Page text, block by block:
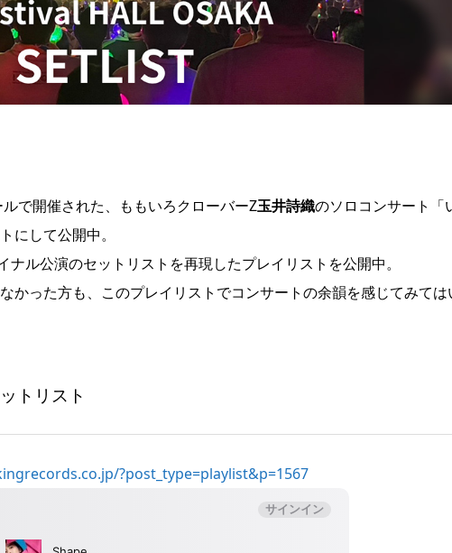
で開催された、ももいろクローバーZ玉井詩織のソロコンサート「
にして公開中。
ナル公演のセットリストを再現したプレイリストを公開中。
かった方も、このプレイリストでコンサートの余韻を感じてみては
トリスト
?post_type=playlist&p=1567